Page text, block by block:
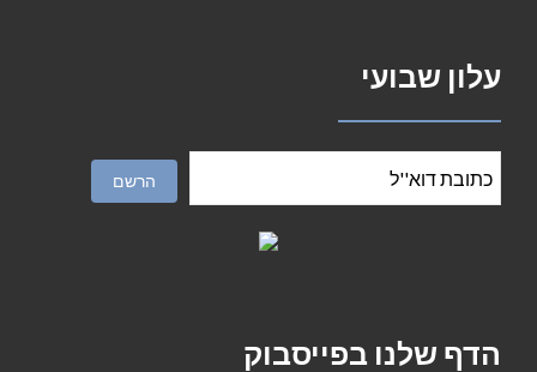
עלון שבועי
הדף שלנו בפייסבוק